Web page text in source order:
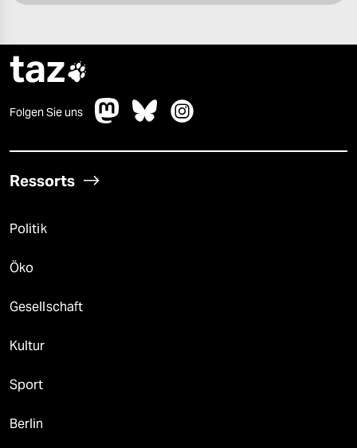
taz
Folgen Sie uns
Ressorts
Politik
Öko
Gesellschaft
Kultur
Sport
Berlin